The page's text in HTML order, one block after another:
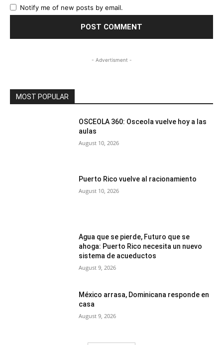
Notify me of new posts by email.
- Advertisment -
MOST POPULAR
OSCEOLA 360: Osceola vuelve hoy a las
aulas
August 10, 2026
Puerto Rico vuelve al racionamiento
August 10, 2026
Agua que se pierde, Futuro que se
ahoga: Puerto Rico necesita un nuevo
sistema de acueductos
August 9, 2026
México arrasa, Dominicana responde en
casa
August 9, 2026